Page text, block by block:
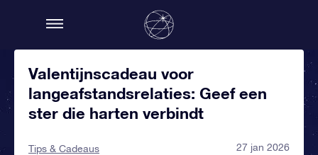
Valentijnscadeau voor
langeafstandsrelaties: Geef een
ster die harten verbindt
Tips & Cadeaus 27 jan 2026